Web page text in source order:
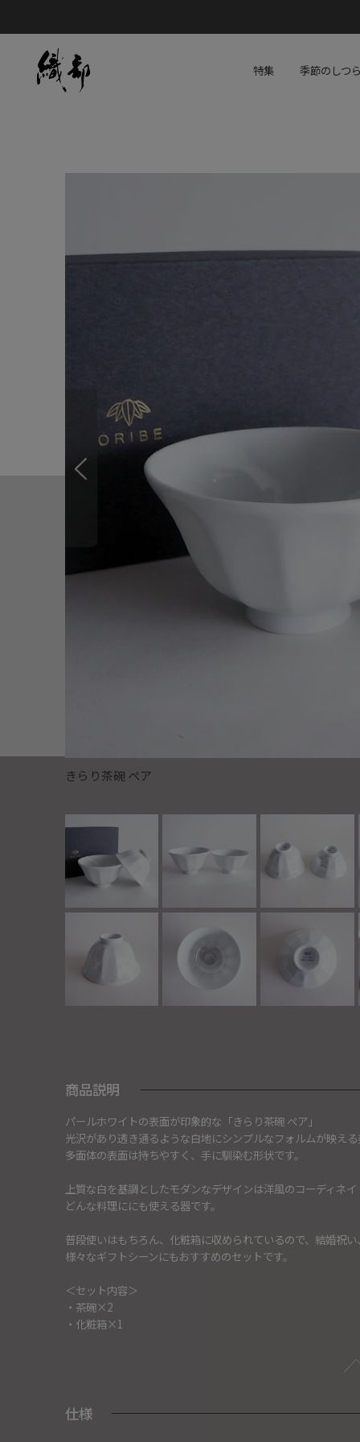
特集 季節のしつ
きらり茶碗 ペア
商品説明
パールホワイトの表面が印象的な「きらり茶碗 ペア」
光沢があり透き通るような白地にシンプルなフォルムが映え
多面体の表面は持ちやすく、手に馴染む形状です。
上質な白を基調としたモダンなデザインは洋風のコーディネ
どんな料理ににも使える器です。
普段使いはもちろん、化粧箱に収められているので、結婚祝
様々なギフトシーンにもおすすめのセットです。
＜セット内容＞
・茶碗×2
・化粧箱×1
仕様